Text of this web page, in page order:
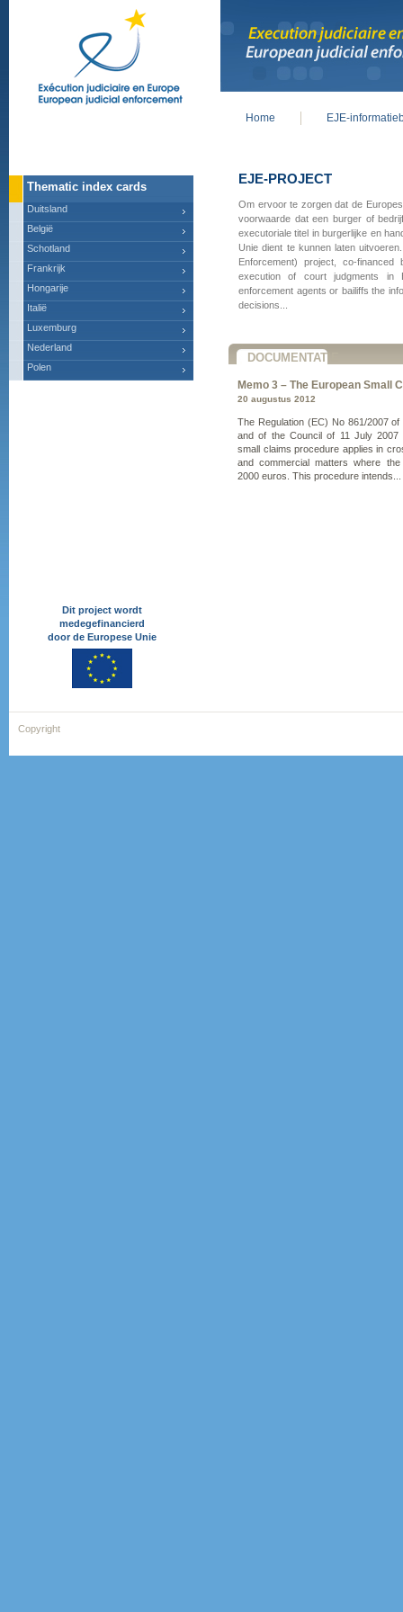
EJE-PROJECT
Om ervoor te zorgen dat de
voorwaarde dat een burger of
executoriale titel in burgerlijke en
Unie dient te kunnen laten
Enforcement) project, co-
execution of court judgments in
enforcement agents or bailiffs the
decisions...
DOCUMENTATIE
Memo 3 – The European Small
20 augustus 2012
The Regulation (EC) No 861/2007
and of the Council of 11 July 2007
small claims procedure applies in
and commercial matters where
2000 euros. This procedure intends...
Home EJE-
Thematic index cards
Duitsland
België
Schotland
Frankrijk
Hongarije
Italië
Luxemburg
Nederland
Polen
Dit project wordt
medegefinancierd
door de Europese Unie
Copyright